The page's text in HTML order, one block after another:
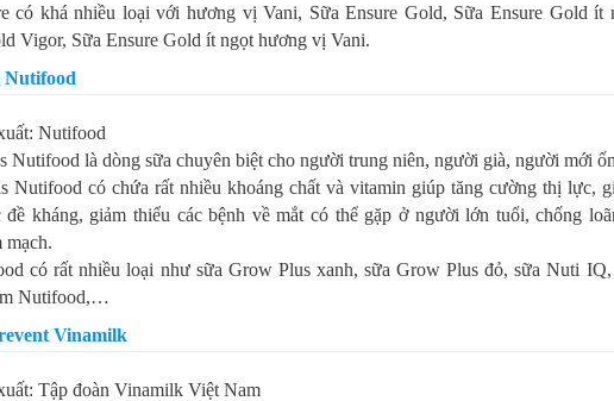
có khá nhiều loại với hương vị Vani, Sữa Ensure Gold, Sữa Ensure Gold ít
Vigor, Sữa Ensure Gold ít ngọt hương vị Vani.
Nutifood
Nutifood
Nutifood là dòng sữa chuyên biệt cho người trung niên, người già, người mới
Nutifood có chứa rất nhiều khoáng chất và vitamin giúp tăng cường thị lực,
đề kháng, giảm thiểu các bệnh về mắt có thể gặp ở người lớn tuổi, chống
mạch.
có rất nhiều loại như sữa Grow Plus xanh, sữa Grow Plus đỏ, sữa Nuti
Nutifood,…
Vinamilk
Tập đoàn Vinamilk Việt Nam